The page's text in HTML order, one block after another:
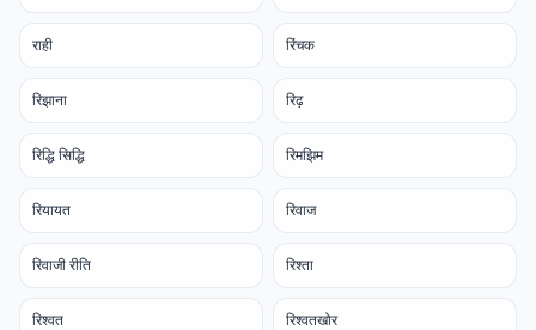
राही रिंचक
रिझाना रिढ़
रिद्धि सिद्धि रिमझिम
रियायत रिवाज
रिवाजी रीति रिश्ता
रिश्वत रिश्वतखोर